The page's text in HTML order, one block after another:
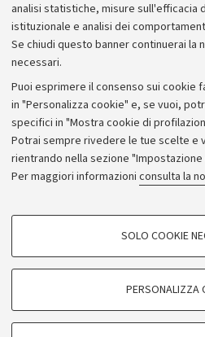
analisi statistiche, misure sull'efficacia
istituzionale e analisi dei
Se chiudi questo banner continuerai la
necessari.
Puoi esprimere il consenso sui cookie
in "Personalizza cookie" e, se vuoi,
specifici in "Mostra cookie di
Potrai sempre rivedere le tue scelte e
rientrando nella sezione
Per maggiori informazioni consulta la
COOKIE DI PROFILAZIONE -
SOLO COOKIE
PERSONALIZZA
Archivio
Comunicati
Rassegna
© Copyright 2026 - ALMA MATER
Bologna - Via Zamboni, 33 - 40126